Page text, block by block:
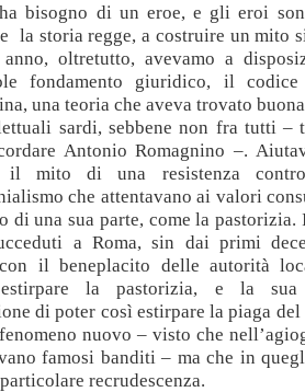
ha bisogno di un eroe, e gli eroi
la storia regge, a costruire un mito
anno, oltretutto, avevamo a
fondamento giuridico, il
una teoria che aveva trovato
sardi, sebbene non fra tutti –
Antonio Romagnino –.
il mito di una resistenza
che attentavano ai valori
di una sua parte, come la
a Roma, sin dai primi
il beneplacito delle autorità
la pastorizia, e la sua
di poter così estirpare la piaga del
nuovo – visto che
famosi banditi – ma che in
recrudescenza.